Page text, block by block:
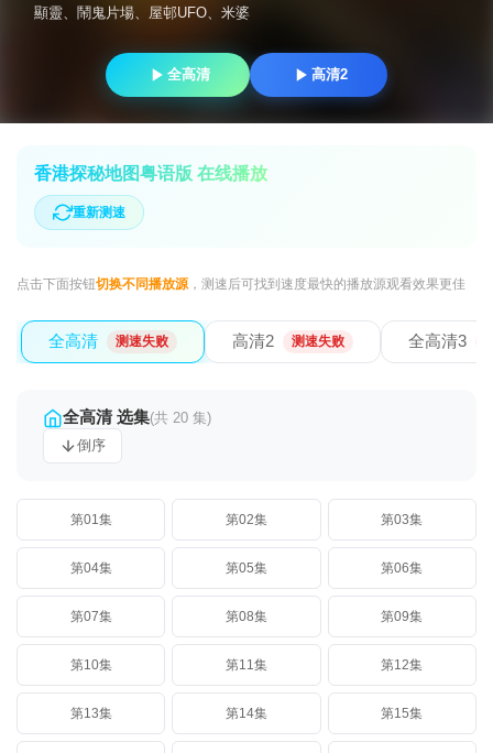
顯靈、鬧鬼片場、屋邨UFO、米婆
全高清 高清2
香港探秘地图粤语版 在线播放
重新测速
点击下面按钮切换不同播放源，测速后可找到速度最快的播放源观看效果更佳
全高清 测速失败 高清2 测速失败 全高清3
全高清 选集(共 20 集)
倒序
第01集 第02集 第03集
第04集 第05集 第06集
第07集 第08集 第09集
第10集 第11集 第12集
第13集 第14集 第15集